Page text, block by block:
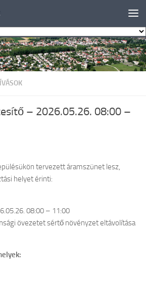
– 2026.05.26. 08:00 –
tervezett áramszünet lesz,
helyet érinti:
08:00 – 11:00
övezetet sértő növényzet eltávolítása